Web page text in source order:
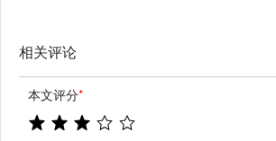
相关评论
本文评分*